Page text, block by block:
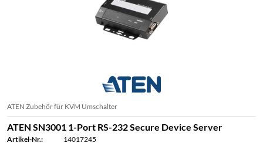
ATEN Zubehör für KVM Umschalter
ATEN SN3001 1-Port RS-232 Secure Device Server
Artikel-Nr.:
14017245